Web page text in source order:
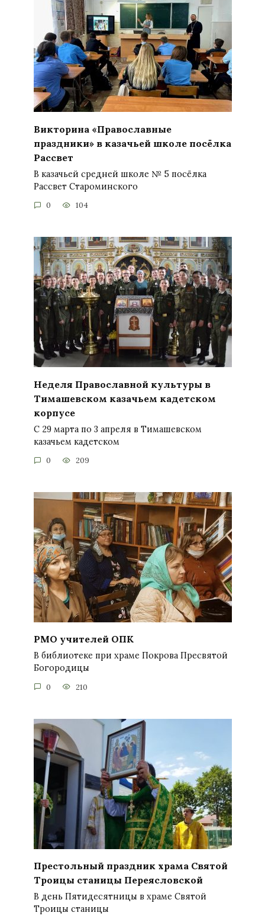
Викторина «Православные
праздники» в казачьей школе посёлка
Рассвет
В казачьей средней школе № 5 посёлка
Рассвет Староминского
0 104
Неделя Православной культуры в
Тимашевском казачьем кадетском
корпусе
С 29 марта по 3 апреля в Тимашевском
казачьем кадетском
0 209
РМО учителей ОПК
В библиотеке при храме Покрова Пресвятой
Богородицы
0 210
Престольный праздник храма Святой
Троицы станицы Переясловской
В день Пятидесятницы в храме Святой
Троицы станицы